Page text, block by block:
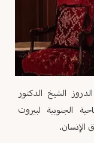
الشيخ الدكتور
الجنوبية لبيروت
الإنسان.